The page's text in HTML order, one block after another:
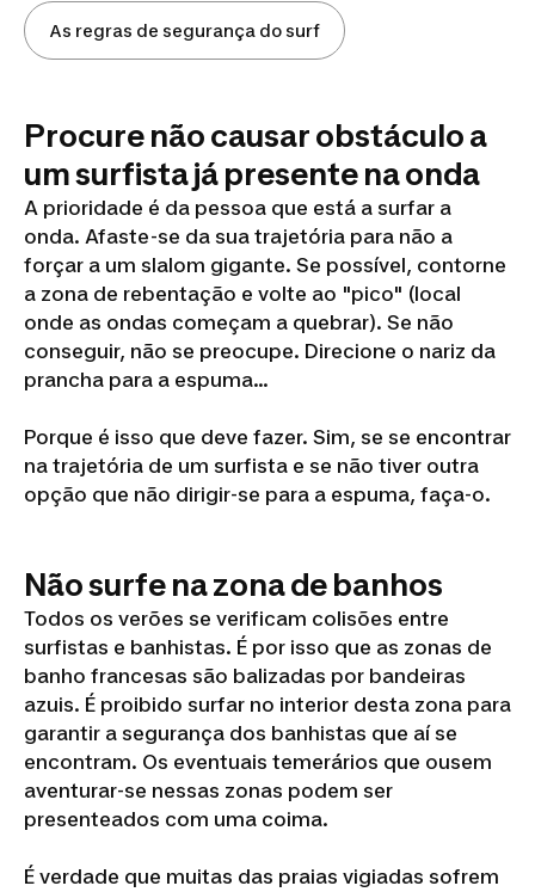
As regras de segurança do surf
Procure não causar obstáculo a
um surfista já presente na onda
A prioridade é da pessoa que está a surfar a
onda. Afaste-se da sua trajetória para não a
forçar a um slalom gigante. Se possível, contorne
a zona de rebentação e volte ao "pico" (local
onde as ondas começam a quebrar). Se não
conseguir, não se preocupe. Direcione o nariz da
prancha para a espuma...
Porque é isso que deve fazer. Sim, se se encontrar
na trajetória de um surfista e se não tiver outra
opção que não dirigir-se para a espuma, faça-o.
Não surfe na zona de banhos
Todos os verões se verificam colisões entre
surfistas e banhistas. É por isso que as zonas de
banho francesas são balizadas por bandeiras
azuis. É proibido surfar no interior desta zona para
garantir a segurança dos banhistas que aí se
encontram. Os eventuais temerários que ousem
aventurar-se nessas zonas podem ser
presenteados com uma coima.
É verdade que muitas das praias vigiadas sofrem